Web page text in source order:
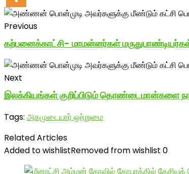
Previous
கற்பனைக்காட்சி- மாமன்னர்கள்
Next
இலக்கியங்கள் குறிப்பிடும் தொண்டைமான்களை
Tags: அகமுடையார் ஒற்றுமை
Related Articles
Added to wishlistRemoved from wishlist 0